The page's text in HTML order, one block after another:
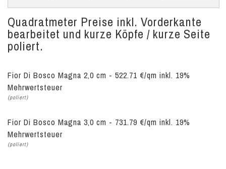
Quadratmeter Preise inkl. Vorderkante
bearbeitet und kurze Köpfe / kurze Seite
poliert.
Fior Di Bosco Magna 2,0 cm - 522.71 €/qm inkl. 19%
Mehrwertsteuer
(poliert)
Fior Di Bosco Magna 3,0 cm - 731.79 €/qm inkl. 19%
Mehrwertsteuer
(poliert)